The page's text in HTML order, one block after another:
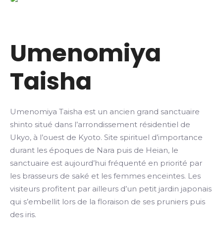
Umenomiya
Taisha
Umenomiya Taisha est un ancien grand sanctuaire
shinto situé dans l’arrondissement résidentiel de
Ukyo, à l’ouest de Kyoto. Site spirituel d’importance
durant les époques de Nara puis de Heian, le
sanctuaire est aujourd’hui fréquenté en priorité par
les brasseurs de saké et les femmes enceintes. Les
visiteurs profitent par ailleurs d’un petit jardin japonais
qui s’embellit lors de la floraison de ses pruniers puis
des iris.